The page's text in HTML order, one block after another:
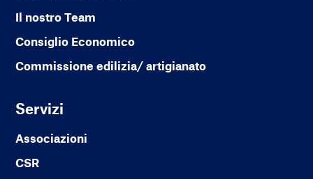
Il nostro Team
Consiglio Economico
Commissione edilizia/ artigianato
Servizi
Associazioni
CSR